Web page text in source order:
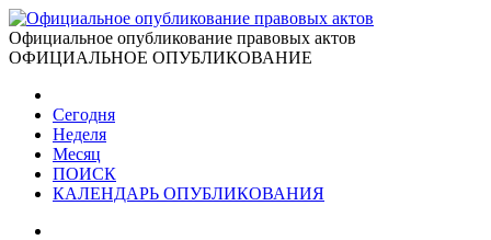
Официальное опубликование правовых актов
ОФИЦИАЛЬНОЕ ОПУБЛИКОВАНИЕ
Сегодня
Неделя
Месяц
ПОИСК
КАЛЕНДАРЬ ОПУБЛИКОВАНИЯ